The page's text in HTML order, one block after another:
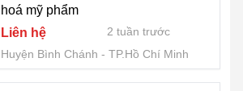
hoá mỹ phẩm
Liên hệ
2 tuần trước
Huyện Bình Chánh
TP.Hồ Chí Minh